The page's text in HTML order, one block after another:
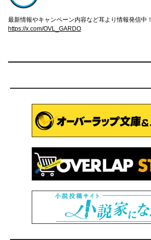
最新情報やキャンペーン内容など耳より情報発信中！
https://x.com/OVL_GARDO